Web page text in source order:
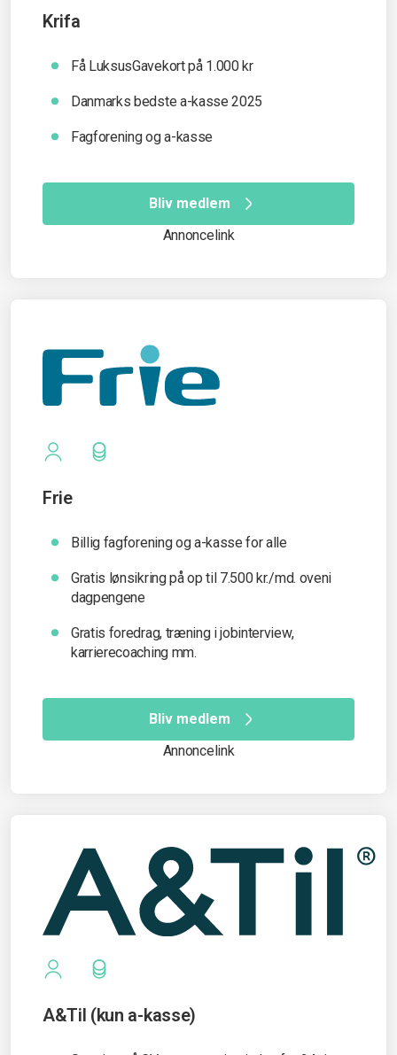
Krifa
Få LuksusGavekort på 1.000 kr
Danmarks bedste a-kasse 2025
Fagforening og a-kasse
Bliv medlem
Annoncelink
Frie
Billig fagforening og a-kasse for alle
Gratis lønsikring på op til 7.500 kr./md. oveni
dagpengene
Gratis foredrag, træning i jobinterview,
karrierecoaching mm.
Bliv medlem
Annoncelink
A&Til (kun a-kasse)